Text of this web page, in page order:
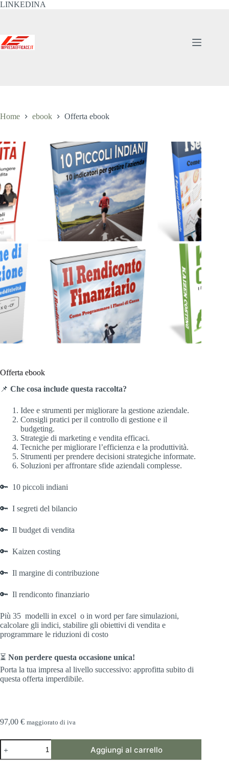
LINKEDINA
Home ebook Offerta ebook
Offerta ebook
📌 Che cosa include questa raccolta?
Idee e strumenti per migliorare la gestione aziendale.
Consigli pratici per il controllo di gestione e il
budgeting.
Strategie di marketing e vendita efficaci.
Tecniche per migliorare l’efficienza e la produttività.
Strumenti per prendere decisioni strategiche informate.
Soluzioni per affrontare sfide aziendali complesse.
🔑 10 piccoli indiani
🔑 I segreti del bilancio
🔑 Il budget di vendita
🔑 Kaizen costing
🔑 Il margine di contribuzione
🔑 Il rendiconto finanziario
Più 35 modelli in excel o in word per fare simulazioni,
calcolare gli indici, stabilire gli obiettivi di vendita e
programmare le riduzioni di costo
⏳ Non perdere questa occasione unica!
Porta la tua impresa al livello successivo: approfitta subito di
questa offerta imperdibile.
97,00 € maggiorato di iva
Offerta
ebook
quantità
Aggiungi al carrello